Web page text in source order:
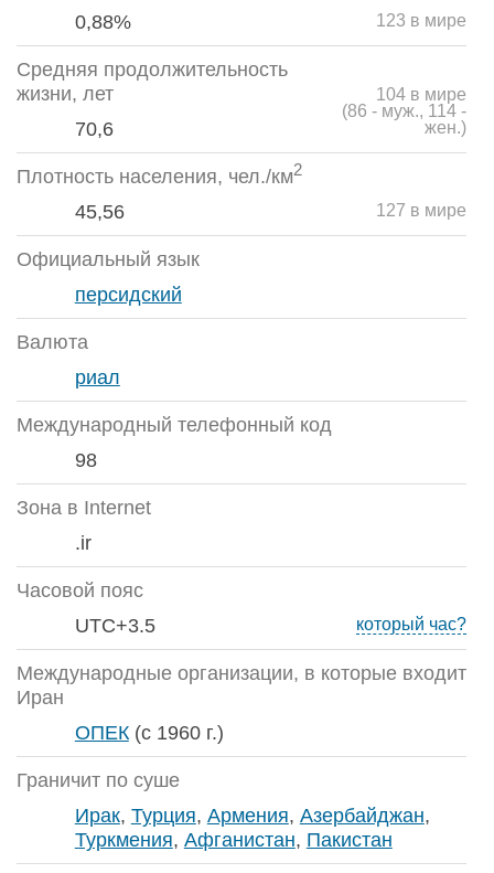
123 в мире
0,88%
Средняя продолжительность
жизни, лет
70,6
104 в мире
(86 - муж., 114 -
жен.)
Плотность населения, чел./км2
127 в мире
45,56
Официальный язык
персидский
Валюта
риал
Международный телефонный код
98
Зона в Internet
.ir
Часовой пояс
который час?
UTC+3.5
Международные организации, в которые входит
Иран
ОПЕК(с 1960 г.)
Граничит по суше
Ирак, Турция, Армения, Азербайджан,
Туркмения, Афганистан, Пакистан